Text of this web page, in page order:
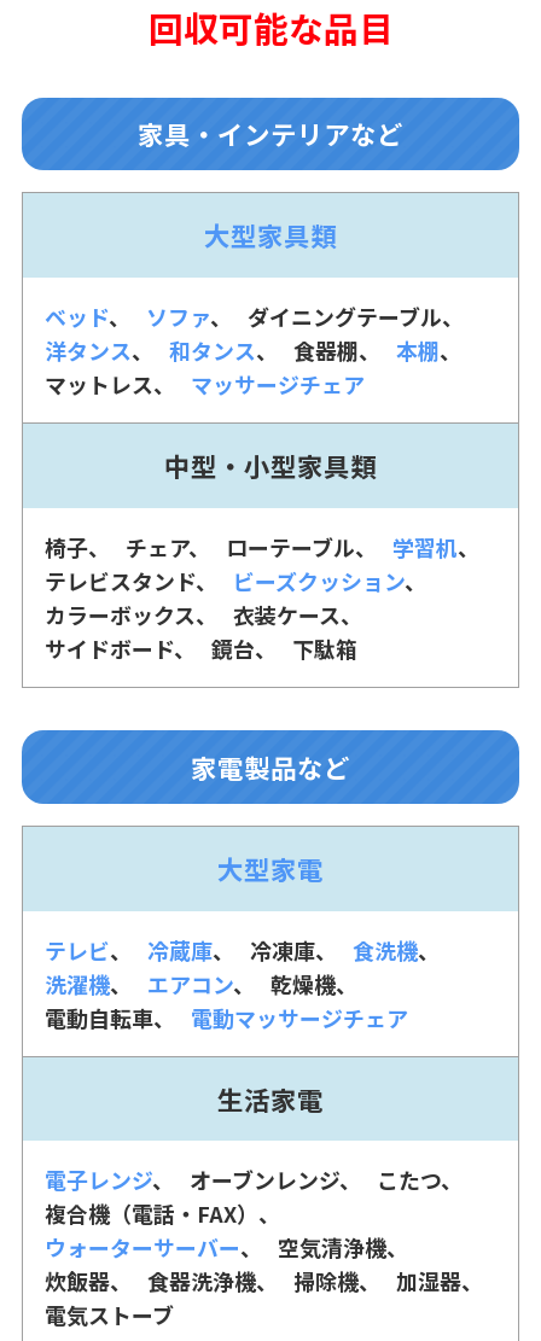
回収可能な品目
家具・インテリアなど
大型家具類
ベッド ソファ
ダイニングテーブル
洋タンス
和タンス 食器棚
本棚
マットレス
マッサージチェア
中型・小型家具類
椅子 チェア ローテーブル
学習机
テレビスタンド
ビーズクッション
カラーボックス
衣装ケース
サイドボード
鏡台 下駄箱
家電製品など
大型家電
テレビ 冷蔵庫 冷凍庫
食洗機
洗濯機
エアコン
乾燥機
電動自転車
電動マッサージチェア
生活家電
電子レンジ オーブンレンジ
こたつ
複合機（電話・FAX）
ウォーターサーバー
空気清浄機
炊飯器
食器洗浄機 掃除機
加湿器
電気ストーブ